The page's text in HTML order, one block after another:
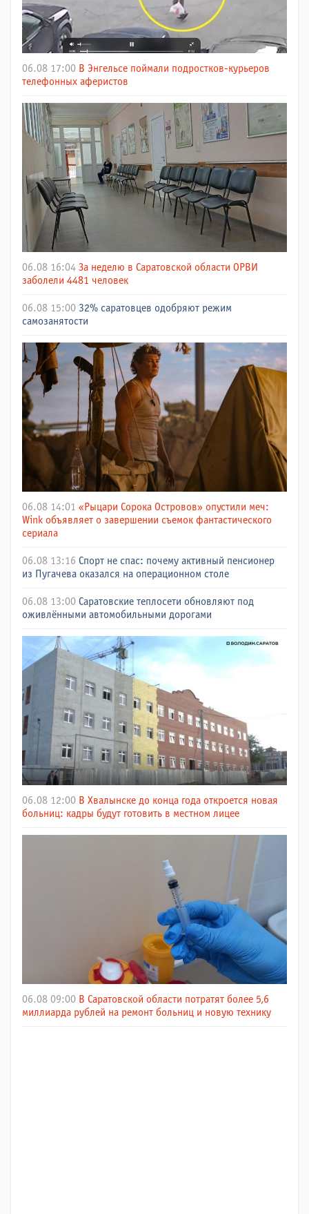
06.08 17:00 В Энгельсе поймали подростков-курьеров
телефонных аферистов
06.08 16:04 За неделю в Саратовской области ОРВИ
заболели 4481 человек
06.08 15:00 32% саратовцев одобряют режим
самозанятости
06.08 14:01 «Рыцари Сорока Островов» опустили меч:
Wink объявляет о завершении съемок фантастического
сериала
06.08 13:16 Спорт не спас: почему активный пенсионер
из Пугачева оказался на операционном столе
06.08 13:00 Саратовские теплосети обновляют под
оживлёнными автомобильными дорогами
06.08 12:00 В Хвалынске до конца года откроется новая
больниц: кадры будут готовить в местном лицее
06.08 09:00 В Саратовской области потратят более 5,6
миллиарда рублей на ремонт больниц и новую технику